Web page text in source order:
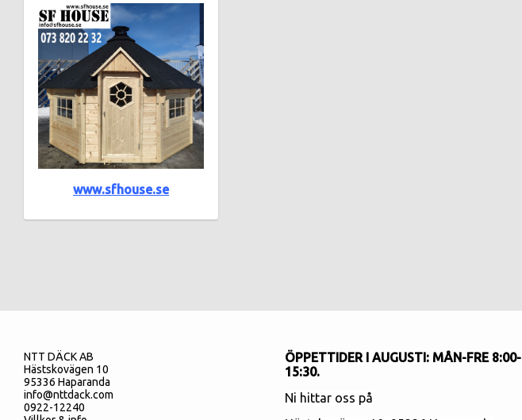
www.sfhouse.se
NTT DÄCK AB
Hästskovägen 10
95336 Haparanda
info@nttdack.com
0922-12240
ÖPPETTIDER I AUGUSTI: MÅN-FRE 8:00-
15:30.
Ni hittar oss på